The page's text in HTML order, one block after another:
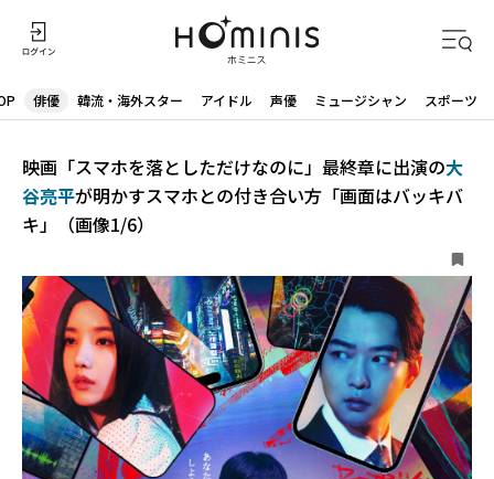
俳優 韓流・海外スター アイドル 声優 ミュージシャン スポーツ
映画「スマホを落としただけなのに」最終章に出演の大
谷亮平が明かすスマホとの付き合い方「画面はバッキバ
キ」（画像1/6）